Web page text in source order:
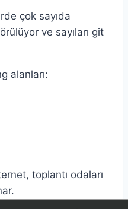
çok sayıda
ve sayıları git
alanları:
toplantı odaları